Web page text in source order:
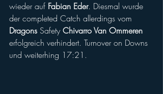
wieder auf Fabian Eder. Diesmal wurde
der completed Catch allerdings vom
Dragons Safety Chivarro Van Ommeren
erfolgreich verhindert. Turnover on Downs
und weiterhing 17:21.